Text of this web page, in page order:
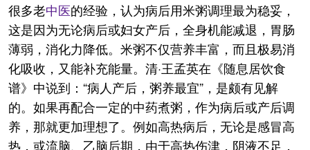
很多老中医的经验，认为病后用米粥调理最为稳妥，
这是因为无论病后或妇女产后，全身机能减退，胃肠
薄弱，消化力降低。米粥不仅营养丰富，而且极易消
化吸收，又能补充能量。清·王孟英在《随息居饮食
谱》中说到：“病人产后，粥养最宜”，是颇有见解
的。如果再配合一定的中药煮粥，作为病后或产后调
养，那就更加理想了。例如高热病后，无论是感冒高
热，或流脑、乙脑后期，由于高热伤津，阴液不足，